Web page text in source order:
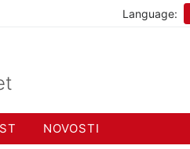
Language:
NOVOSTI